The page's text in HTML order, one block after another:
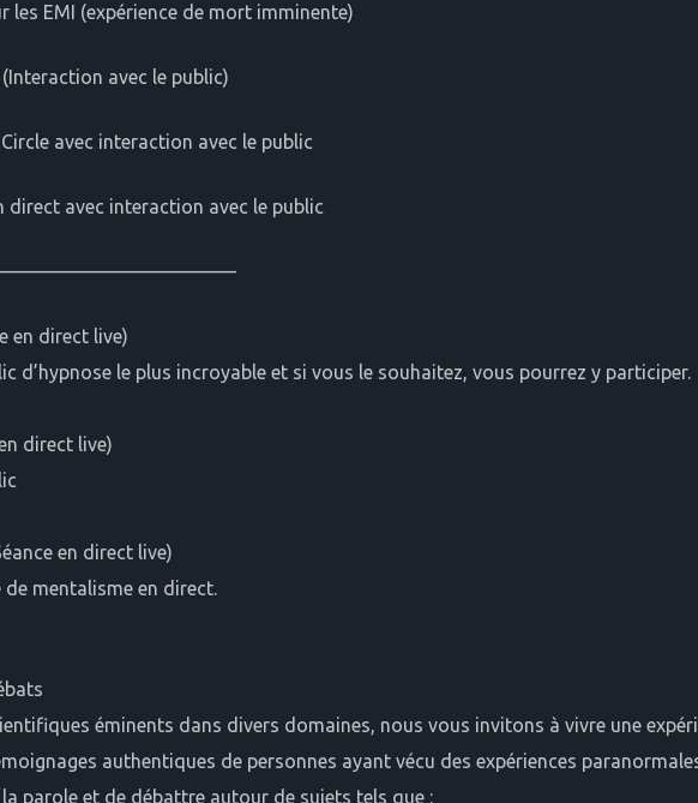
les EMI (expérience de mort imminente)
avec le public)
avec interaction avec le public
direct avec interaction avec le public
en direct live)
d’hypnose le plus incroyable et si vous le souhaitez, vous pourrez y participer.
direct live)
en direct live)
de mentalisme en direct.
éminents dans divers domaines, nous vous invitons à vivre une
authentiques de personnes ayant vécu des expériences
parole et de débattre autour de sujets tels que :